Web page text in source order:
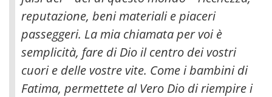
reputazione, beni materiali e piaceri
passeggeri. La mia chiamata per voi è
semplicità, fare di Dio il centro dei vostri
cuori e delle vostre vite. Come i bambini di
Fatima, permettete al Vero Dio di riempire i